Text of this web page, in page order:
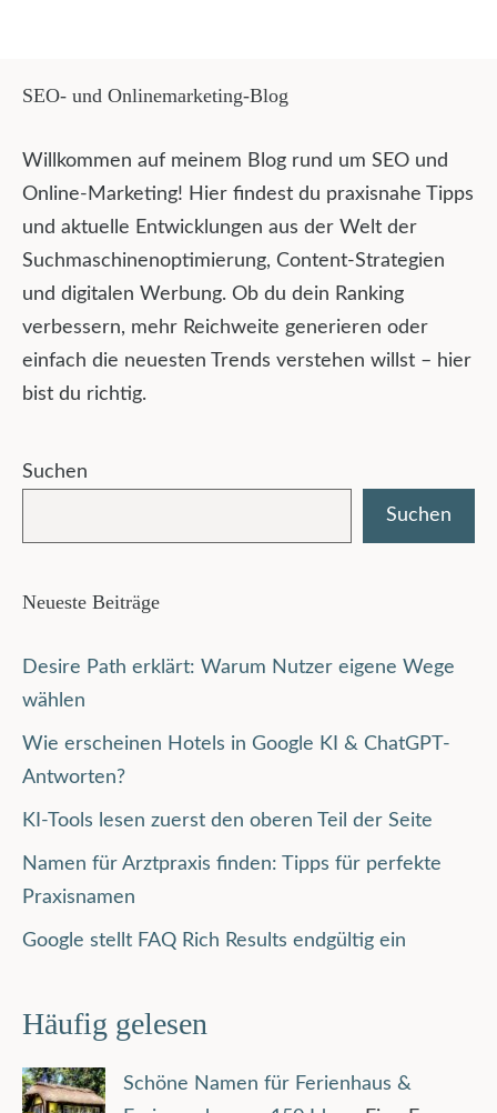
SEO- und Onlinemarketing-Blog
Willkommen auf meinem Blog rund um SEO und
Online-Marketing! Hier findest du praxisnahe Tipps
und aktuelle Entwicklungen aus der Welt der
Suchmaschinenoptimierung, Content-Strategien
und digitalen Werbung. Ob du dein Ranking
verbessern, mehr Reichweite generieren oder
einfach die neuesten Trends verstehen willst – hier
bist du richtig.
Suchen
Suchen
Neueste Beiträge
Desire Path erklärt: Warum Nutzer eigene Wege
wählen
Wie erscheinen Hotels in Google KI & ChatGPT-
Antworten?
KI-Tools lesen zuerst den oberen Teil der Seite
Namen für Arztpraxis finden: Tipps für perfekte
Praxisnamen
Google stellt FAQ Rich Results endgültig ein
Häufig gelesen
Schöne Namen für Ferienhaus &